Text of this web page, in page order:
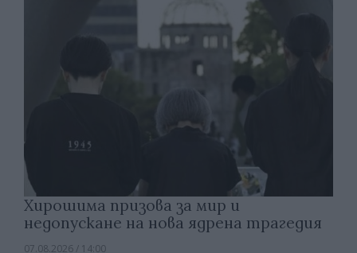
Хирошима призова за мир и
недопускане на нова ядрена трагедия
07.08.2026 / 14:00